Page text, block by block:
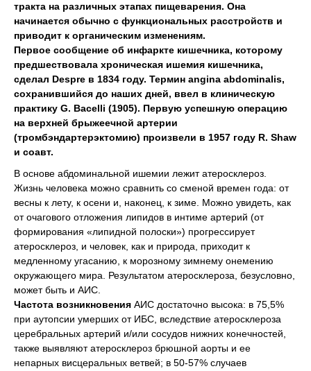
тракта на различных этапах пищеварения. Она
начинается обычно с функциональных расстройств и
приводит к органическим изменениям.
Первое сообщение об инфаркте кишечника, которому
предшествовала хроническая ишемия кишечника,
сделал Despre в 1834 году. Термин angina abdominalis,
сохранившийся до наших дней, ввел в клиническую
практику G. Bacelli (1905). Первую успешную операцию
на верхней брыжеечной артерии
(тромбэндартерэктомию) произвели в 1957 году R. Shaw
и соавт.
В основе абдоминальной ишемии лежит атеросклероз.
Жизнь человека можно сравнить со сменой времен года: от
весны к лету, к осени и, наконец, к зиме. Можно увидеть, как
от очагового отложения липидов в интиме артерий (от
формирования «липидной полоски») прогрессирует
атеросклероз, и человек, как и природа, приходит к
медленному угасанию, к морозному зимнему онемению
окружающего мира. Результатом атеросклероза, безусловно,
может быть и АИС.
Частота возникновения АИС достаточно высока: в 75,5%
при аутопсии умерших от ИБС, вследствие атеросклероза
церебральных артерий и/или сосудов нижних конечностей,
также выявляют атеросклероз брюшной аорты и ее
непарных висцеральных ветвей; в 50-57% случаев